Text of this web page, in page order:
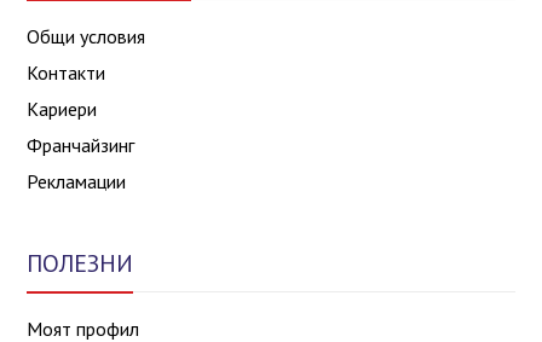
Общи условия
Контакти
Кариери
Франчайзинг
Рекламации
ПОЛЕЗНИ
Моят профил